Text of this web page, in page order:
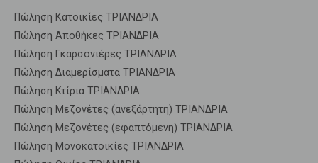
Πώληση Κατοικίες ΤΡΙΑΝΔΡΙΑ
Πώληση Αποθήκες ΤΡΙΑΝΔΡΙΑ
Πώληση Γκαρσονιέρες ΤΡΙΑΝΔΡΙΑ
Πώληση Διαμερίσματα ΤΡΙΑΝΔΡΙΑ
Πώληση Κτίρια ΤΡΙΑΝΔΡΙΑ
Πώληση Μεζονέτες (ανεξάρτητη) ΤΡΙΑΝΔΡΙΑ
Πώληση Μεζονέτες (εφαπτόμενη) ΤΡΙΑΝΔΡΙΑ
Πώληση Μονοκατοικίες ΤΡΙΑΝΔΡΙΑ